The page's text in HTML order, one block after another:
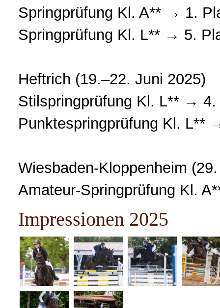
Springprüfung Kl. A** → 1.
Springprüfung Kl. L** → 5.
Heftrich (19.–22. Juni 2025)
Stilspringprüfung Kl. L** → 4.
Punktespringprüfung Kl. L**
Wiesbaden-Kloppenheim
Amateur-Springprüfung Kl.
Impressionen 2025